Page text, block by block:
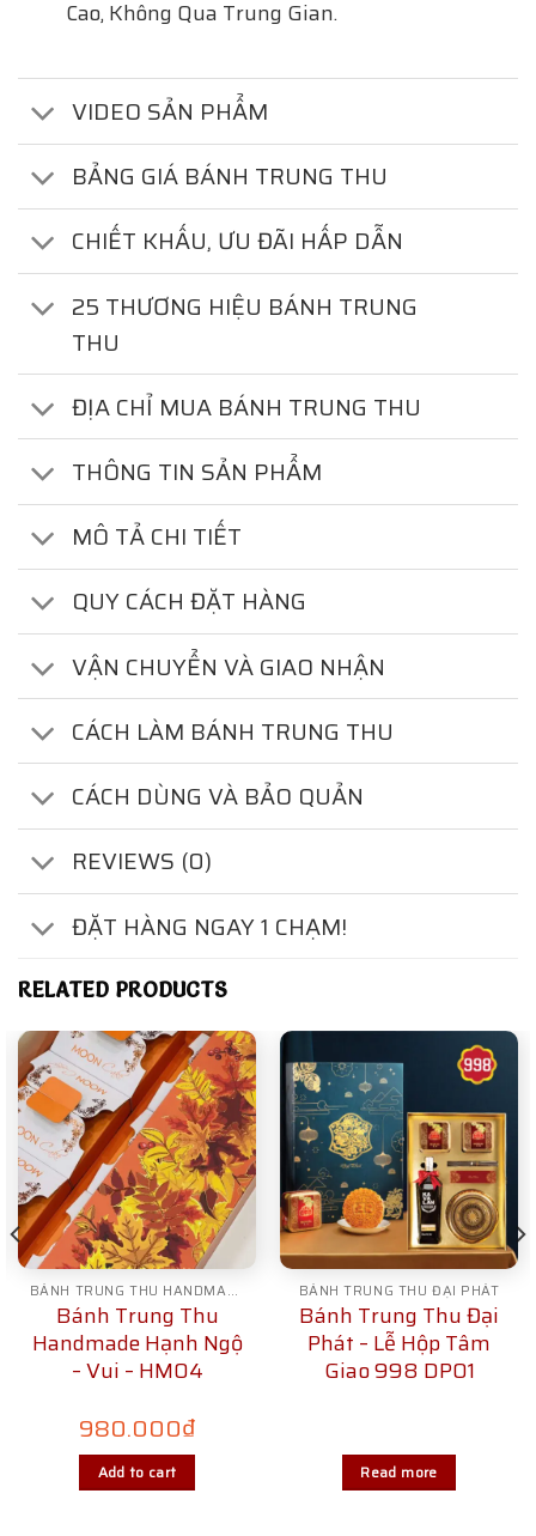
Cao, Không Qua Trung Gian.
VIDEO SẢN PHẨM
BẢNG GIÁ BÁNH TRUNG THU
CHIẾT KHẤU, ƯU ĐÃI HẤP DẪN
25 THƯƠNG HIỆU BÁNH TRUNG
THU
ĐỊA CHỈ MUA BÁNH TRUNG THU
THÔNG TIN SẢN PHẨM
MÔ TẢ CHI TIẾT
QUY CÁCH ĐẶT HÀNG
VẬN CHUYỂN VÀ GIAO NHẬN
CÁCH LÀM BÁNH TRUNG THU
CÁCH DÙNG VÀ BẢO QUẢN
REVIEWS (0)
ĐẶT HÀNG NGAY 1 CHẠM!
RELATED PRODUCTS
BÁNH TRUNG THU HANDMADE
Bánh Trung Thu
Handmade Hạnh Ngộ
– Vui – HM04
980.000₫
Add to cart
BÁNH TRUNG THU ĐẠI PHÁT
Bánh Trung Thu Đại
Phát – Lễ Hộp Tâm
Giao 998 DP01
Read more